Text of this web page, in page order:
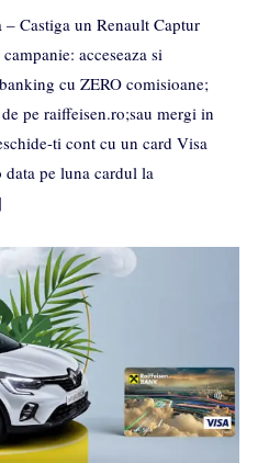
Castiga un Renault Captur
acceseaza si
cu ZERO comisioane;
pe raiffeisen.ro;sau mergi in
ti cont cu un card Visa
pe luna cardul la